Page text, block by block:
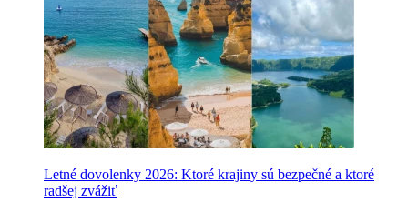
Letné dovolenky 2026: Ktoré krajiny sú bezpečné a ktoré
radšej zvážiť